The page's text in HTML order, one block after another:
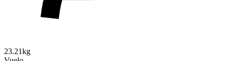
23.21kg